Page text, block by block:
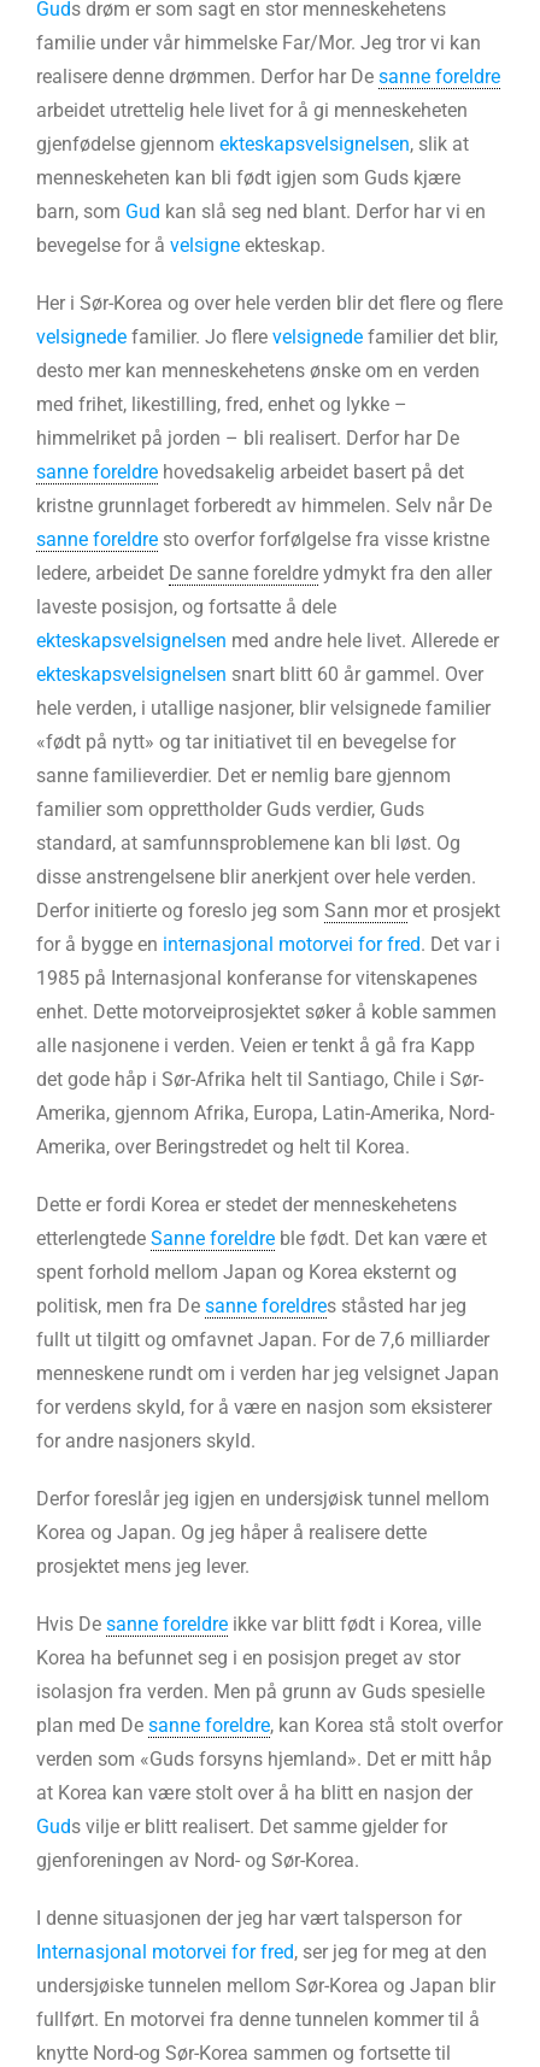
Guds drøm er som sagt en stor menneskehetens
familie under vår himmelske Far/Mor. Jeg tror vi kan
realisere denne drømmen. Derfor har De sanne foreldre
arbeidet utrettelig hele livet for å gi menneskeheten
gjenfødelse gjennom ekteskapsvelsignelsen, slik at
menneskeheten kan bli født igjen som Guds kjære
barn, som Gud kan slå seg ned blant. Derfor har vi en
bevegelse for å velsigne ekteskap.
Her i Sør-Korea og over hele verden blir det flere og flere
velsignede familier. Jo flere velsignede familier det blir,
desto mer kan menneskehetens ønske om en verden
med frihet, likestilling, fred, enhet og lykke –
himmelriket på jorden – bli realisert. Derfor har De
sanne foreldre hovedsakelig arbeidet basert på det
kristne grunnlaget forberedt av himmelen. Selv når De
sanne foreldre sto overfor forfølgelse fra visse kristne
ledere, arbeidet De sanne foreldre ydmykt fra den aller
laveste posisjon, og fortsatte å dele
ekteskapsvelsignelsen med andre hele livet. Allerede er
ekteskapsvelsignelsen snart blitt 60 år gammel. Over
hele verden, i utallige nasjoner, blir velsignede familier
«født på nytt» og tar initiativet til en bevegelse for
sanne familieverdier. Det er nemlig bare gjennom
familier som opprettholder Guds verdier, Guds
standard, at samfunnsproblemene kan bli løst. Og
disse anstrengelsene blir anerkjent over hele verden.
Derfor initierte og foreslo jeg som Sann moret prosjekt
for å bygge en internasjonal motorvei for fred. Det var i
1985 på Internasjonal konferanse for vitenskapenes
enhet. Dette motorveiprosjektet søker å koble sammen
alle nasjonene i verden. Veien er tenkt å gå fra Kapp
det gode håp i Sør-Afrika helt til Santiago, Chile i Sør-
Amerika, gjennom Afrika, Europa, Latin-Amerika, Nord-
Amerika, over Beringstredet og helt til Korea.
Dette er fordi Korea er stedet der menneskehetens
etterlengtede Sanne foreldre ble født. Det kan være et
spent forhold mellom Japan og Korea eksternt og
politisk, men fra De sanne foreldres ståsted har jeg
fullt ut tilgitt og omfavnet Japan. For de 7,6 milliarder
menneskene rundt om i verden har jeg velsignet Japan
for verdens skyld, for å være en nasjon som eksisterer
for andre nasjoners skyld.
Derfor foreslår jeg igjen en undersjøisk tunnel mellom
Korea og Japan. Og jeg håper å realisere dette
prosjektet mens jeg lever.
Hvis De sanne foreldre ikke var blitt født i Korea, ville
Korea ha befunnet seg i en posisjon preget av stor
isolasjon fra verden. Men på grunn av Guds spesielle
plan med De sanne foreldre, kan Korea stå stolt overfor
verden som «Guds forsyns hjemland». Det er mitt håp
at Korea kan være stolt over å ha blitt en nasjon der
Guds vilje er blitt realisert. Det samme gjelder for
gjenforeningen av Nord- og Sør-Korea.
I denne situasjonen der jeg har vært talsperson for
Internasjonal motorvei for fred, ser jeg for meg at den
undersjøiske tunnelen mellom Sør-Korea og Japan blir
fullført. En motorvei fra denne tunnelen kommer til å
knytte Nord-og Sør-Korea sammen og fortsette til